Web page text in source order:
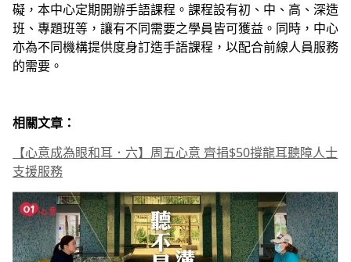
礙，本中心定期開辦手語課程。課程設有初、中、高、深造
班、專題班等，讓有不同需要之學員皆可獲益。同時，中心
亦為不同機構提供度身訂造手語課程，以配合前線人員服務
的需要。
相關文章：
【心意成為眼和耳．六】周五心意 齊捐$50撐龍耳聽障人士
支援服務